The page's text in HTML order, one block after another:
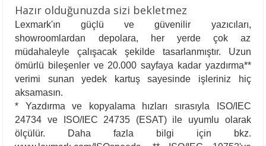
Hazır olduğunuzda sizi bekletmez
Lexmark'ın güçlü ve güvenilir yazıcıları,
showroomlardan depolara, her yerde çok az
müdahaleyle çalışacak şekilde tasarlanmıştır. Uzun
ömürlü bileşenler ve 20.000 sayfaya kadar yazdırma**
verimi sunan yedek kartuş sayesinde işleriniz hiç
aksamasın.
* Yazdırma ve kopyalama hızları sırasıyla ISO/IEC
24734 ve ISO/IEC 24735 (ESAT) ile uyumlu olarak
ölçülür. Daha fazla bilgi için bkz.